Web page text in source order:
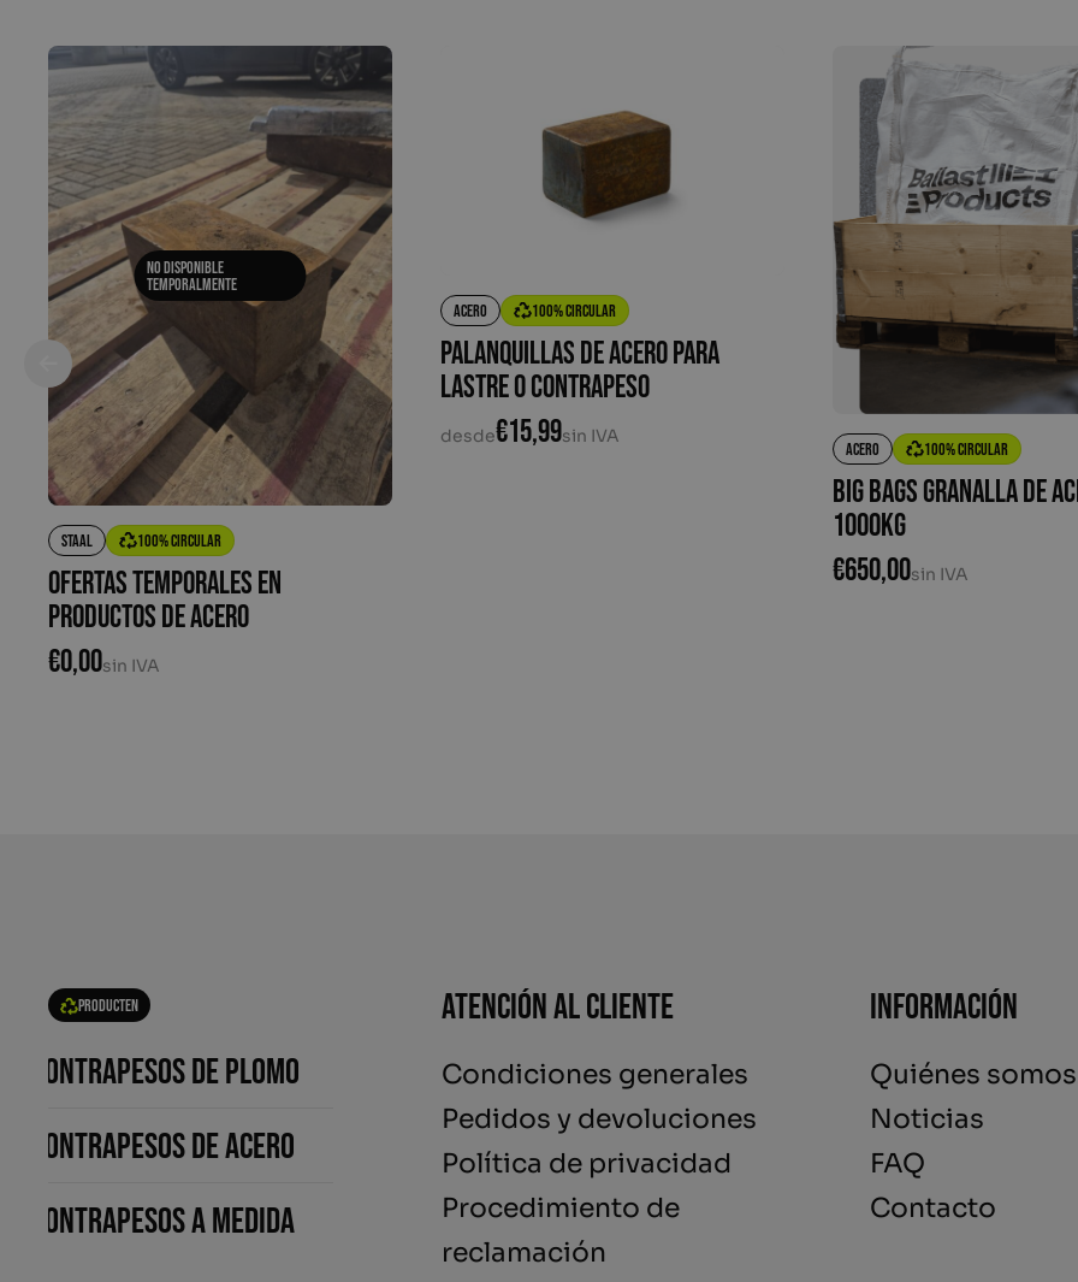
No disponible
temporalmente
Staal 100% circular
Ofertas temporales en
productos de acero
€0,00sin IVA
Acero 100% circular
Palanquillas de acero para
lastre o contrapeso
desde€15,99sin IVA
Acero 100% circular
Big Bags granalla de
1000kg
€650,00sin IVA
Producten
Contrapesos de plomo
Contrapesos de acero
Contrapesos a medida
Atención al cliente
Condiciones generales
Pedidos y devoluciones
Política de privacidad
Procedimiento de
reclamación
Información
Quiénes somos
Noticias
FAQ
Contacto